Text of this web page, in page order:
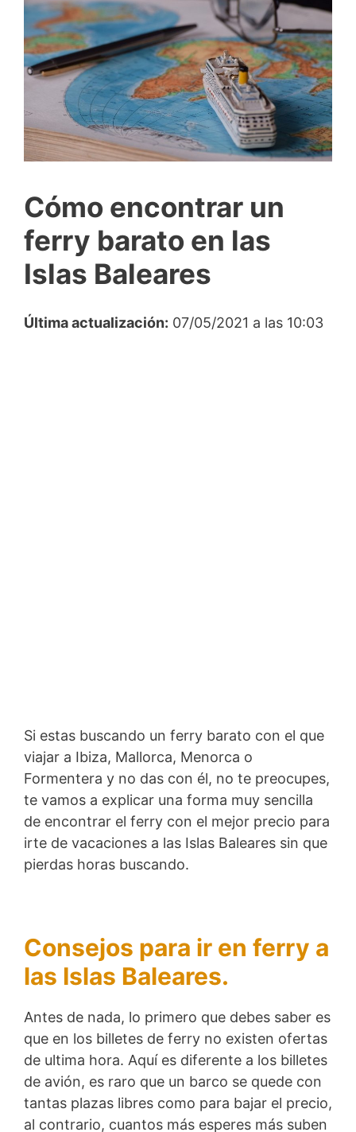
Cómo encontrar un
ferry barato en las
Islas Baleares
Última actualización: 07/05/2021 a las 10:03
Si estas buscando un ferry barato con el que
viajar a Ibiza, Mallorca, Menorca o
Formentera y no das con él, no te preocupes,
te vamos a explicar una forma muy sencilla
de encontrar el ferry con el mejor precio para
irte de vacaciones a las Islas Baleares sin que
pierdas horas buscando.
Consejos para ir en ferry a
las Islas Baleares.
Antes de nada, lo primero que debes saber es
que en los billetes de ferry no existen ofertas
de ultima hora. Aquí es diferente a los billetes
de avión, es raro que un barco se quede con
tantas plazas libres como para bajar el precio,
al contrario, cuantos más esperes más suben